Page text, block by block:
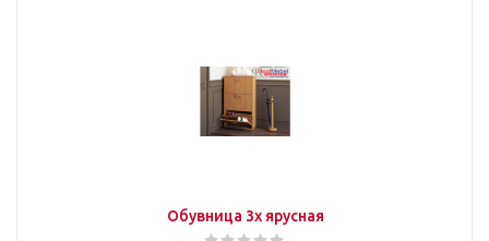
Обувница 3х ярусная